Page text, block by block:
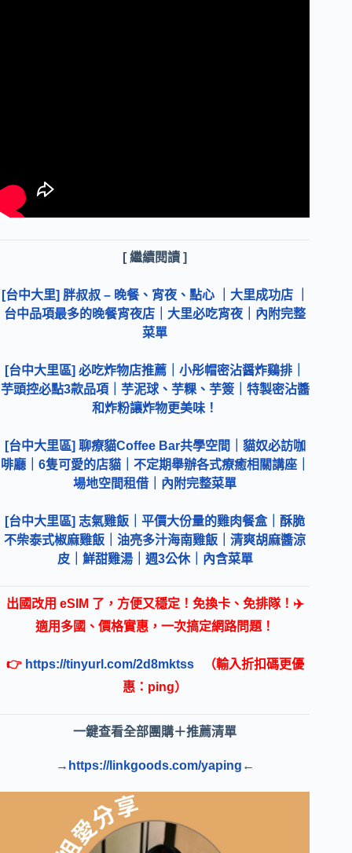
[ 繼續閱讀 ]
[台中大里] 胖叔叔 – 晚餐、宵夜、點心 ｜大里成功店 ｜
台中品項最多的晚餐宵夜店｜大里必吃宵夜｜內附完整
菜單
[台中大里區] 必吃炸物店推薦｜小彤帽密沾醤炸鷄排｜
芋頭控必點3款品項｜芋泥球、芋粿、芋簽｜特製密沾醬
和炸粉讓炸物更美味！
[台中大里區] 聊療貓Coffee Bar共學空間｜貓奴必訪咖
啡廳｜6隻可愛的店貓｜不定期舉辦各式療癒相關講座｜
場地空間租借｜內附完整菜單
[台中大里區] 志氣雞飯｜平價大份量的雞肉餐盒｜酥脆
不柴泰式椒麻雞飯｜油亮多汁海南雞飯｜清爽胡麻醬涼
皮｜鮮甜雞湯｜週3公休｜內含菜單
出國改用 eSIM 了，方便又穩定！免換卡、免排隊！✈️
適用多國、價格實惠，一次搞定網路問題！
👉 https://tinyurl.com/2d8mktss
（輸入折扣碼更優
惠：ping）
一鍵查看全部團購＋推薦清單
→ https://linkgoods.com/yaping ←